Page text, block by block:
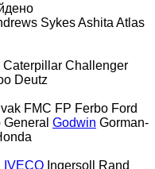
SykesAshita Atlas
Caterpillar Challenger
Deutz
FMC FP Ferbo Ford
General Godwin Gorman-
IVECO Ingersoll Rand